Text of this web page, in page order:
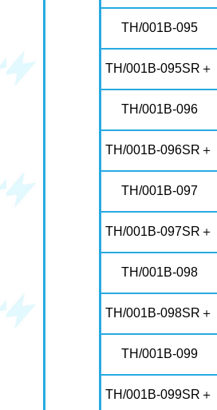
TH/001B-095
TH/001B-095SR＋
TH/001B-096
TH/001B-096SR＋
TH/001B-097
TH/001B-097SR＋
TH/001B-098
TH/001B-098SR＋
TH/001B-099
TH/001B-099SR＋